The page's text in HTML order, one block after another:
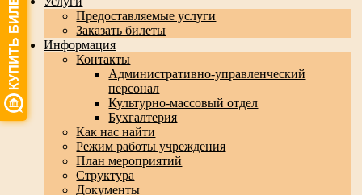
Предоставляемые услуги
Заказать билеты
Информация
Контакты
Административно-управленческий
персонал
Культурно-массовый отдел
Бухгалтерия
Как нас найти
Режим работы учреждения
План мероприятий
Структура
Документы